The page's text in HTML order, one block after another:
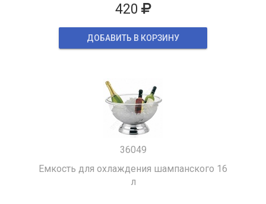
420
ДОБАВИТЬ В КОРЗИНУ
36049
Емкость для охлаждения шампанского 16
л